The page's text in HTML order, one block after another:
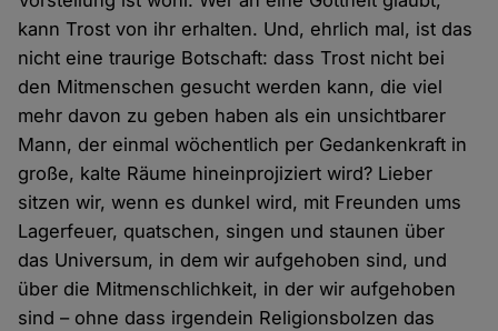
kann Trost von ihr erhalten. Und, ehrlich mal, ist das
nicht eine traurige Botschaft: dass Trost nicht bei
den Mitmenschen gesucht werden kann, die viel
mehr davon zu geben haben als ein unsichtbarer
Mann, der einmal wöchentlich per Gedankenkraft in
große, kalte Räume hineinprojiziert wird? Lieber
sitzen wir, wenn es dunkel wird, mit Freunden ums
Lagerfeuer, quatschen, singen und staunen über
das Universum, in dem wir aufgehoben sind, und
über die Mitmenschlichkeit, in der wir aufgehoben
sind – ohne dass irgendein Religionsbolzen das